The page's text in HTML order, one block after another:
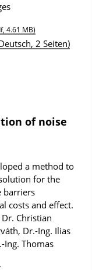
4.61 MB)
2 Seiten)
of noise
a method to
for the
barriers
costs and effect.
Christian
Dr.-Ing. Ilias
Ing. Thomas